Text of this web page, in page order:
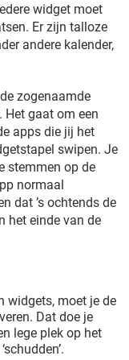
widget moet
Er zijn talloze
andere kalender,
zogenaamde
Het gaat om een
apps die jij het
swipen. Je
stemmen op de
normaal
dat ’s ochtends de
het einde van de
widgets, moet je de
Dat doe je
lege plek op het